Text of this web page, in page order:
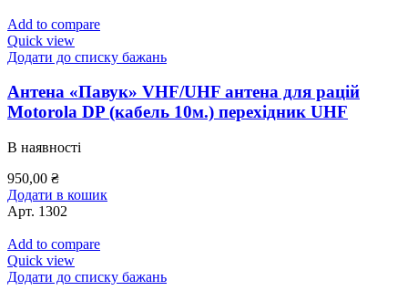
Add to compare
Quick view
Додати до списку бажань
Антена «Павук» VHF/UHF антена для рацій
Motorola DP (кабель 10м.) перехідник UHF
В наявності
950,00 ₴
Додати в кошик
Арт. 1302
Add to compare
Quick view
Додати до списку бажань